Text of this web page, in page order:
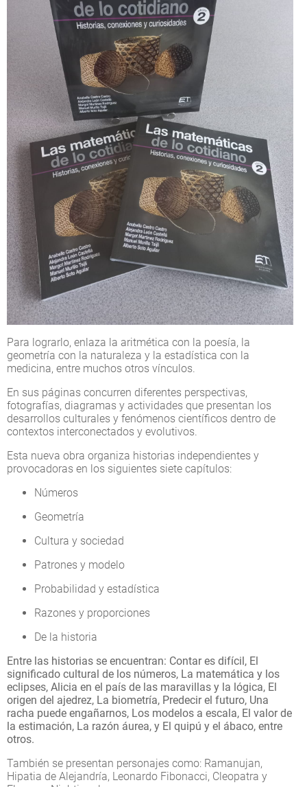
Para lograrlo, enlaza la aritmética con la poesía, la
geometría con la naturaleza y la estadística con la
medicina, entre muchos otros vínculos.
En sus páginas concurren diferentes perspectivas,
fotografías, diagramas y actividades que presentan los
desarrollos culturales y fenómenos científicos dentro de
contextos interconectados y evolutivos.
Esta nueva obra organiza historias independientes y
provocadoras en los siguientes siete capítulos:
Números
Geometría
Cultura y sociedad
Patrones y modelo
Probabilidad y estadística
Razones y proporciones
De la historia
Entre las historias se encuentran: Contar es difícil, El
significado cultural de los números, La matemática y los
eclipses, Alicia en el país de las maravillas y la lógica, El
origen del ajedrez, La biometría, Predecir el futuro, Una
racha puede engañarnos, Los modelos a escala, El valor de
la estimación, La razón áurea, y El quipú y el ábaco, entre
otros.
También se presentan personajes como: Ramanujan,
Hipatia de Alejandría, Leonardo Fibonacci, Cleopatra y